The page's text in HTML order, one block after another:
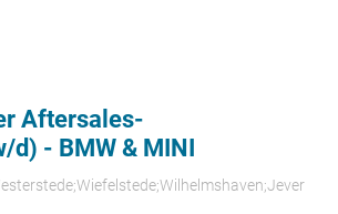
Aftersales-
d) - BMW & MINI